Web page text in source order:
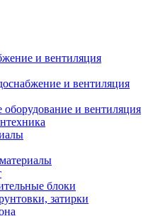
и вентиляция
и вентиляция
и вентиляция
блоки
затирки